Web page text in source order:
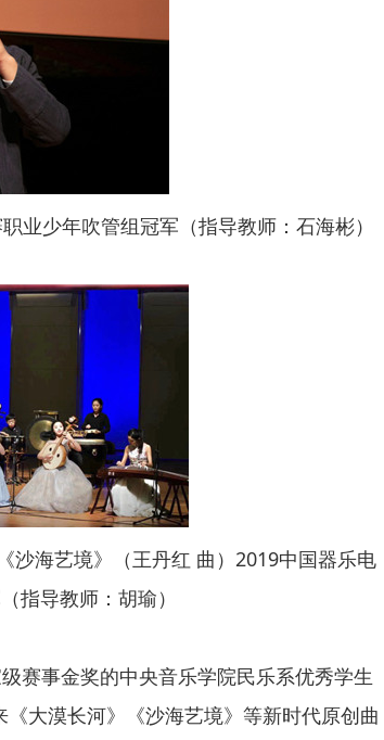
少年吹管组冠军（指导教师：石海彬）
海艺境》（王丹红 曲）2019中国器乐电
指导教师：胡瑜）
事金奖的中央音乐学院民乐系优秀学生
大漠长河》《沙海艺境》等新时代原创曲